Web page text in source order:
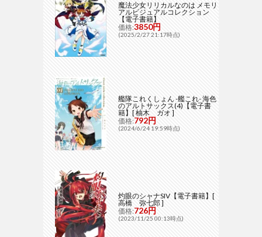
魔法少女リリカルなのは メモリ
アルビジュアルコレクション
【電子書籍】
価格:3850円
(2025/2/27 21:17時点)
艦隊これくしょん -艦これ- 海色
のアルトサックス(4)【電子書
籍】[ 柚木 ガオ ]
価格:792円
(2024/6/24 19:59時点)
灼眼のシャナSIV【電子書籍】[
高橋 弥七郎 ]
価格:726円
(2023/11/25 00:13時点)